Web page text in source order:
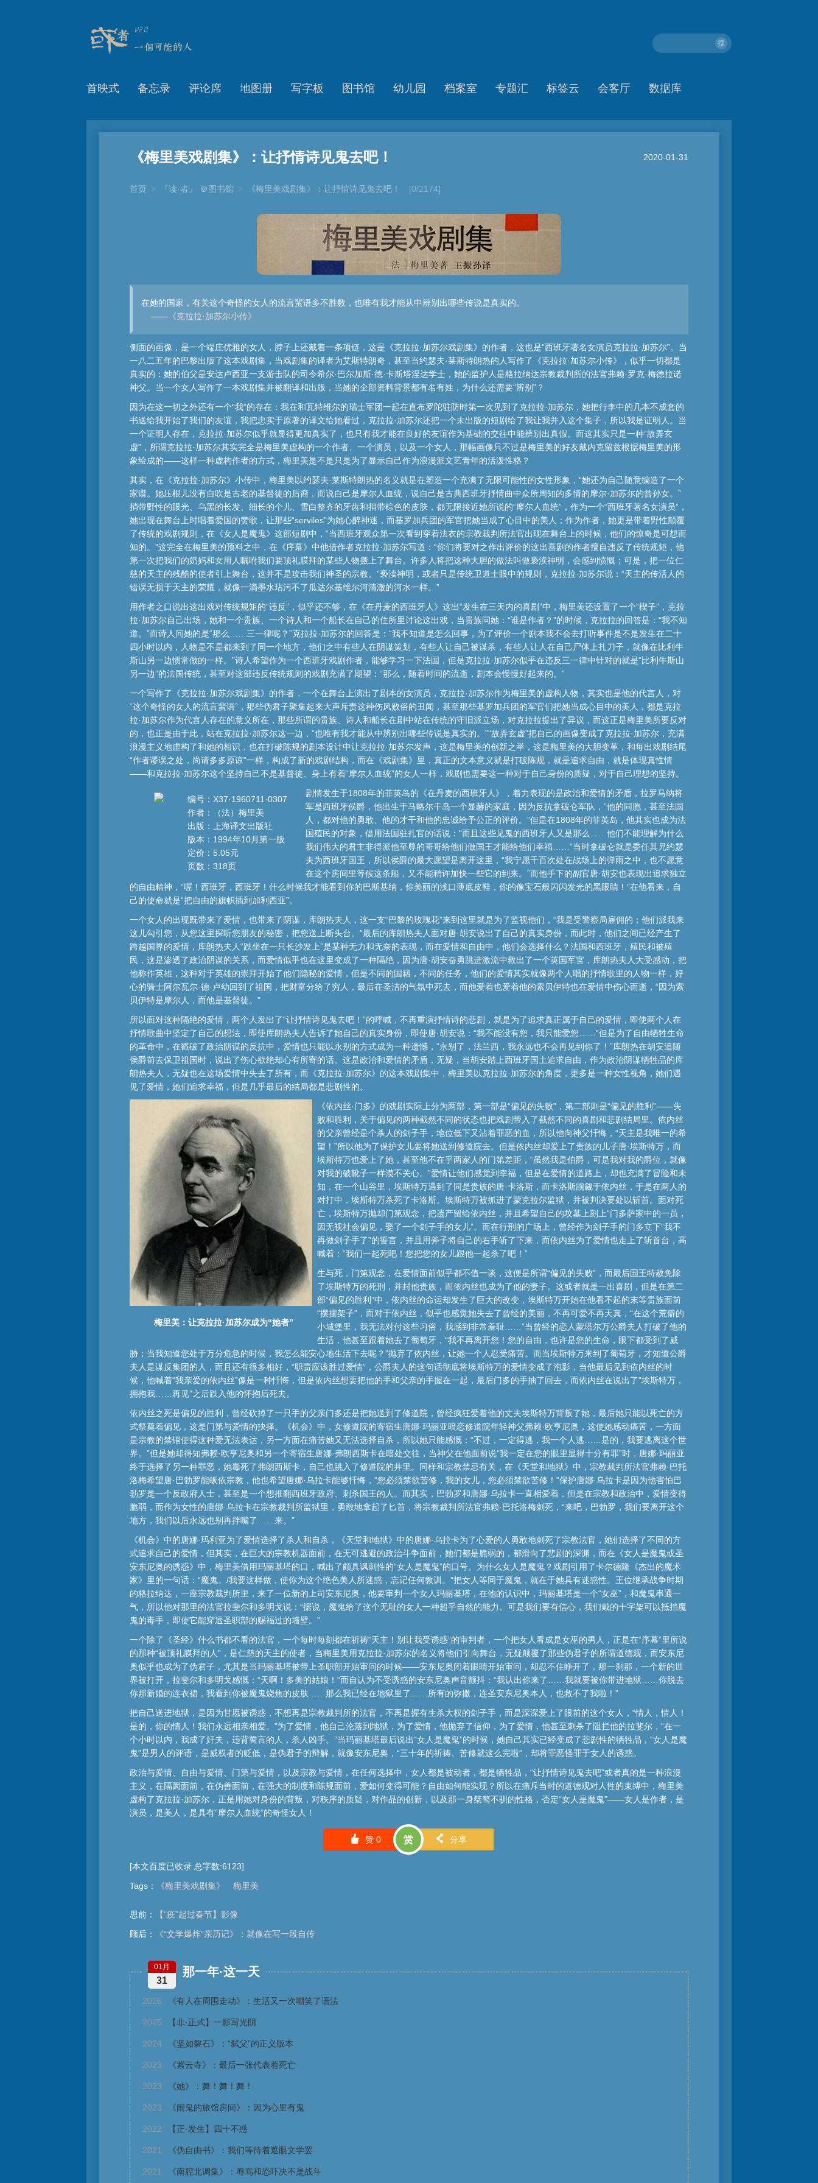
搜
首映式 备忘录 评论席 地图册 写字板 图书馆 幼儿园 档案室 专题汇 标签云 会客厅 数据库
2020-01-31
《梅里美戏剧集》：让抒情诗见鬼去吧！
首页 > 『读·者』 ＠图书馆 > 《梅里美戏剧集》：让抒情诗见鬼去吧！ [0/2174]
在她的国家，有关这个奇怪的女人的流言蜚语多不胜数，也唯有我才能从中辨别出哪些传说是真实的。
—— 《克拉拉·加苏尔小传》
侧面的画像，是一个端庄优雅的女人，脖子上还戴着一条项链，这是《克拉拉·加苏尔戏剧集》的作者，这也是“西班牙著名女演员克拉拉·加苏尔”。当
一八二五年的巴黎出版了这本戏剧集，当戏剧集的译者为艾斯特朗奇，甚至当约瑟夫·莱斯特朗热的人写作了《克拉拉·加苏尔小传》，似乎一切都是
真实的：她的伯父是安达卢西亚一支游击队的司令希尔·巴尔加斯·德·卡斯塔涅达学士，她的监护人是格拉纳达宗教裁判所的法官弗赖·罗克·梅德拉诺
神父。当一个女人写作了一本戏剧集并被翻译和出版，当她的全部资料背景都有名有姓，为什么还需要“辨别”？
因为在这一切之外还有一个“我”的存在：我在和瓦特维尔的瑞士军团一起在直布罗陀驻防时第一次见到了克拉拉·加苏尔，她把行李中的几本不成套的
书送给我开始了我们的友谊，我把忠实于原著的译文给她看过，克拉拉·加苏尔还把一个未出版的短剧给了我让我并入这个集子，所以我是证明人。当
一个证明人存在，克拉拉·加苏尔似乎就显得更加真实了，也只有我才能在良好的友谊作为基础的交往中能辨别出真假。而这其实只是一种“故弄玄
虚”，所谓克拉拉·加苏尔其实完全是梅里美虚构的一个作者、一个演员，以及一个女人，那幅画像只不过是梅里美的好友戴内克留兹根据梅里美的形
象绘成的——这样一种虚构作者的方式，梅里美是不是只是为了显示自己作为浪漫派文艺青年的活泼性格？
其实，在《克拉拉·加苏尔》小传中，梅里美以约瑟夫·莱斯特朗热的名义就是在塑造一个充满了无限可能性的女性形象，“她还为自己随意编造了一个
家谱。她压根儿没有自吹是古老的基督徒的后裔，而说自己是摩尔人血统，说自己是古典西班牙抒情曲中众所周知的多情的摩尔·加苏尔的曾孙女。”
捎带野性的眼光、乌黑的长发、细长的个儿、雪白整齐的牙齿和捎带棕色的皮肤，都无限接近她所说的“摩尔人血统”，作为一个“西班牙著名女演员”，
她出现在舞台上时唱着爱国的赞歌，让那些“serviles”为她心醉神迷，而基罗加兵团的军官把她当成了心目中的美人；作为作者，她更是带着野性颠覆
了传统的戏剧规则，在《女人是魔鬼》这部短剧中，“当西班牙观众第一次看到穿着法衣的宗教裁判所法官出现在舞台上的时候，他们的惊奇是可想而
知的。”这完全在梅里美的预料之中，在《序幕》中他借作者克拉拉·加苏尔写道：“你们将要对之作出评价的这出喜剧的作者擅自违反了传统规矩，他
第一次把我们的奶妈和女用人嘱咐我们要顶礼膜拜的某些人物搬上了舞台。许多人将把这种大胆的做法叫做亵渎神明，会感到愤慨；可是，把一位仁
慈的天主的残酷的使者引上舞台，这并不是攻击我们神圣的宗教。”亵渎神明，或者只是传统卫道士眼中的规则，克拉拉·加苏尔说：“天主的传活人的
错误无损于天主的荣耀，就像一滴墨水玷污不了瓜达尔基维尔河清澈的河水一样。”
用作者之口说出这出戏对传统规矩的“违反”，似乎还不够，在《在丹麦的西班牙人》这出“发生在三天内的喜剧”中，梅里美还设置了一个“楔子”，克拉
拉·加苏尔自己出场，她和一个贵族、一个诗人和一个船长在自己的住所里讨论这出戏，当贵族问她：“谁是作者？”的时候，克拉拉的回答是：“我不知
道。”而诗人问她的是“那么……三一律呢？”克拉拉·加苏尔的回答是：“我不知道是怎么回事，为了评价一个剧本我不会去打听事件是不是发生在二十
四小时以内，人物是不是都来到了同一个地方，他们之中有些人在阴谋策划，有些人让自己被谋杀，有些人让人在自己尸体上扎刀子，就像在比利牛
斯山另一边惯常做的一样。”诗人希望作为一个西班牙戏剧作者，能够学习一下法国，但是克拉拉·加苏尔似乎在违反三一律中针对的就是“比利牛斯山
另一边”的法国传统，甚至对这部违反传统规则的戏剧充满了期望：“那么，随着时间的流逝，剧本会慢慢好起来的。”
一个写作了《克拉拉·加苏尔戏剧集》的作者，一个在舞台上演出了剧本的女演员，克拉拉·加苏尔作为梅里美的虚构人物，其实也是他的代言人，对
“这个奇怪的女人的流言蜚语”，那些伪君子聚集起来大声斥责这种伤风败俗的丑闻，甚至那些基罗加兵团的军官们把她当成心目中的美人，都是克拉
拉·加苏尔作为代言人存在的意义所在，那些所谓的贵族、诗人和船长在剧中站在传统的守旧派立场，对克拉拉提出了异议，而这正是梅里美所要反对
的，也正是由于此，站在克拉拉·加苏尔这一边，“也唯有我才能从中辨别出哪些传说是真实的。”“故弄玄虚”把自己的画像变成了克拉拉·加苏尔，充满
浪漫主义地虚构了和她的相识，也在打破陈规的剧本设计中让克拉拉·加苏尔发声，这是梅里美的创新之举，这是梅里美的大胆变革，和每出戏剧结尾
“作者谬误之处，尚请多多原谅”一样，构成了新的戏剧结构，而在《戏剧集》里，真正的文本意义就是打破陈规，就是追求自由，就是体现真性情
——和克拉拉·加苏尔这个坚持自己不是基督徒、身上有着“摩尔人血统”的女人一样，戏剧也需要这一种对于自己身份的质疑，对于自己理想的坚持。
编号：X37·1960711·0307
作者：（法）梅里美
出版：上海译文出版社
版本：1994年10月第一版
定价：5.05元
页数：318页
剧情发生于1808年的菲英岛的《在丹麦的西班牙人》，着力表现的是政治和爱情的矛盾，拉罗马纳将
军是西班牙侯爵，他出生于马略尔干岛一个显赫的家庭，因为反抗拿破仑军队，“他的同胞，甚至法国
人，都对他的勇敢、他的才干和他的忠诚给予公正的评价。”但是在1808年的菲英岛，他其实也成为法
国殖民的对象，借用法国驻扎官的话说：“而且这些见鬼的西班牙人又是那么……他们不能理解为什么
我们伟大的君主非得派他至尊的哥哥给他们做国王才能给他们幸福……”当时拿破仑就是委任其兄约瑟
夫为西班牙国王，所以侯爵的最大愿望是离开这里，“我宁愿千百次处在战场上的弹雨之中，也不愿意
在这个房间里等候这条船，又不能稍许加快一些它的到来。”而他手下的副官唐·胡安也表现出追求独立
的自由精神，“喔！西班牙，西班牙！什么时候我才能看到你的巴斯基纳，你美丽的浅口薄底皮鞋，你的像宝石般闪闪发光的黑眼睛！”在他看来，自
己的使命就是“把自由的旗帜插到加利西亚”。
一个女人的出现既带来了爱情，也带来了阴谋，库朗热夫人，这一支“巴黎的玫瑰花”来到这里就是为了监视他们，“我是受警察局雇佣的；他们派我来
这儿勾引您，从您这里探听您朋友的秘密，把您送上断头台。”最后的库朗热夫人面对唐·胡安说出了自己的真实身份，而此时，他们之间已经产生了
跨越国界的爱情，库朗热夫人“跌坐在一只长沙发上”是某种无力和无奈的表现，而在爱情和自由中，他们会选择什么？法国和西班牙，殖民和被殖
民，这是渗透了政治阴谋的关系，而爱情似乎也在这里变成了一种隔绝，因为唐·胡安奋勇跳进激流中救出了一个英国军官，库朗热夫人大受感动，把
他称作英雄，这种对于英雄的崇拜开始了他们隐秘的爱情，但是不同的国籍，不同的任务，他们的爱情其实就像两个人唱的抒情歌里的人物一样，好
心的骑士阿尔瓦尔·德·卢幼回到了祖国，把财富分给了穷人，最后在圣洁的气氛中死去，而他爱着也爱着他的索贝伊特也在爱情中伤心而逝，“因为索
贝伊特是摩尔人，而他是基督徒。”
所以面对这种隔绝的爱情，两个人发出了“让抒情诗见鬼去吧！”的呼喊，不再重演抒情诗的悲剧，就是为了追求真正属于自己的爱情，即使两个人在
抒情歌曲中坚定了自己的想法，即使库朗热夫人告诉了她自己的真实身份，即使唐·胡安说：“我不能没有您，我只能爱您……”但是为了自由牺牲生命
的革命中，在戳破了政治阴谋的反抗中，爱情也只能以永别的方式成为一种遗憾，“永别了，法兰西，我永远也不会再见到你了！”库朗热在胡安追随
侯爵前去保卫祖国时，说出了伤心欲绝却心有所寄的话。这是政治和爱情的矛盾，无疑，当胡安踏上西班牙国土追求自由，作为政治阴谋牺牲品的库
朗热夫人，无疑也在这场爱情中失去了所有，而《克拉拉·加苏尔》的这本戏剧集中，梅里美以克拉拉·加苏尔的角度，更多是一种女性视角，她们遇
见了爱情，她们追求幸福，但是几乎最后的结局都是悲剧性的。
梅里美：让克拉拉·加苏尔成为“她者”
《依内丝·门多》的戏剧实际上分为两部，第一部是“偏见的失败”，第二部则是“偏见的胜利”——失
败和胜利，关于偏见的两种截然不同的状态也把戏剧带入了截然不同的喜剧和悲剧结局里。依内丝
的父亲曾经是个杀人的刽子手，地位低下又沾着罪恶的血，所以他向神父忏悔，“天主是我唯一的希
望！”所以他为了保护女儿要将她送到修道院去。但是依内丝却爱上了贵族的儿子唐·埃斯特万，而
埃斯特万也爱上了她，甚至他不在乎两家人的门第差距，“虽然我是伯爵，可是我对我的爵位，就像
对我的破靴子一样漠不关心。”爱情让他们感觉到幸福，但是在爱情的道路上，却也充满了冒险和未
知，在一个山谷里，埃斯特万遇到了同是贵族的唐·卡洛斯，而卡洛斯觊觎于依内丝，于是在两人的
对打中，埃斯特万杀死了卡洛斯。埃斯特万被抓进了蒙克拉尔监狱，并被判决要处以斩首。面对死
亡，埃斯特万抛却门第观念，把遗产留给依内丝，并且希望自己的坟墓上刻上“门多萨家中的一员，
因无视社会偏见，娶了一个刽子手的女儿”。而在行刑的广场上，曾经作为刽子手的门多立下“我不
再做刽子手了”的誓言，并且用斧子将自己的右手斩了下来，而依内丝为了爱情也走上了斩首台，高
喊着：“我们一起死吧！您把您的女儿跟他一起杀了吧！”
生与死，门第观念，在爱情面前似乎都不值一谈，这便是所谓“偏见的失败”，而最后国王特赦免除
了埃斯特万的死刑，并封他贵族，而依内丝也成为了他的妻子。这或者就是一出喜剧，但是在第二
部“偏见的胜利”中，依内丝的命运却发生了巨大的改变，埃斯特万开始在他看不起的末等贵族面前
“摆摆架子”，而对于依内丝，似乎也感觉她失去了曾经的美丽，不再可爱不再天真，“在这个荒僻的
小城堡里，我无法对付这些习俗，我感到非常羞耻……”当曾经的恋人蒙塔尔万公爵夫人打破了他的
生活，他甚至跟着她去了葡萄牙，“我不再离开您！您的自由，也许是您的生命，眼下都受到了威
胁；当我知道您处于万分危急的时候，我怎么能安心地生活下去呢？”抛弃了依内丝，让她一个人忍受痛苦。而当埃斯特万来到了葡萄牙，才知道公爵
夫人是谋反集团的人，而且还有很多相好，“职责应该胜过爱情”，公爵夫人的这句话彻底将埃斯特万的爱情变成了泡影，当他最后见到依内丝的时
候，他喊着“我亲爱的依内丝”像是一种忏悔，但是依内丝想要把他的手和父亲的手握在一起，最后门多的手抽了回去，而依内丝在说出了“埃斯特万，
拥抱我……再见”之后跌入他的怀抱后死去。
依内丝之死是偏见的胜利，曾经砍掉了一只手的父亲门多还是把她送到了修道院，曾经疯狂爱着他的丈夫埃斯特万背叛了她，最后她只能以死亡的方
式祭奠着偏见，这是门第与爱情的抉择。《机会》中，女修道院的寄宿生唐娜·玛丽亚暗恋修道院年轻神父弗赖·欧亨尼奥，这使她感动痛苦，一方面
是宗教的禁锢使得这种爱无法表达，另一方面在痛苦她又无法选择自杀，所以她只能感慨：“不过，一定得逃，我一个人逃……是的，我要逃离这个世
界。”但是她却得知弗赖·欧亨尼奥和另一个寄宿生唐娜·弗朗西斯卡在暗处交往，当神父在他面前说“我一定在您的眼里显得十分有罪”时，唐娜·玛丽亚
终于选择了另一种罪恶，她毒死了弗朗西斯卡，自己也跳入了修道院的井里。同样和宗教禁忌有关，在《天堂和地狱》中，宗教裁判所法官弗赖·巴托
洛梅希望唐·巴勃罗能皈依宗教，他也希望唐娜·乌拉卡能够忏悔，“您必须禁欲苦修，我的女儿，您必须禁欲苦修！”保护唐娜·乌拉卡是因为他害怕巴
勃罗是一个反政府人士，甚至是一个想推翻西班牙政府、刺杀国王的人。而其实，巴勃罗和唐娜·乌拉卡一直相爱着，但是在宗教和政治中，爱情变得
脆弱，而作为女性的唐娜·乌拉卡在宗教裁判所监狱里，勇敢地拿起了匕首，将宗教裁判所法官弗赖·巴托洛梅刺死，“来吧，巴勃罗，我们要离开这个
地方，我们以后永远也别再拌嘴了……来。”
《机会》中的唐娜·玛利亚为了爱情选择了杀人和自杀，《天堂和地狱》中的唐娜·乌拉卡为了心爱的人勇敢地刺死了宗教法官，她们选择了不同的方
式追求自己的爱情，但其实，在巨大的宗教机器面前，在无可逃避的政治斗争面前，她们都是脆弱的，都滑向了悲剧的深渊，而在《女人是魔鬼或圣
安东尼奥的诱惑》中，梅里美借用玛丽基塔的口，喊出了颇具讽刺性的“女人是魔鬼”的口号。为什么女人是魔鬼？戏剧引用了卡尔德隆《杰出的魔术
家》里的一句话：“魔鬼。/我要这样做，使你为这个绝色美人所迷惑，忘记任何教训。”把女人等同于魔鬼，就在于她具有迷惑性。王位继承战争时期
的格拉纳达，一座宗教裁判所里，来了一位新的上司安东尼奥，他要审判一个女人玛丽基塔，在他的认识中，玛丽基塔是一个“女巫”，和魔鬼串通一
气，所以他对那里的法官拉斐尔和多明戈说：“据说，魔鬼给了这个无耻的女人一种超乎自然的能力。可是我们要有信心，我们戴的十字架可以抵挡魔
鬼的毒手，即使它能穿透圣职部的赐福过的墙壁。”
一个除了《圣经》什么书都不看的法官，一个每时每刻都在祈祷“天主！别让我受诱惑”的审判者，一个把女人看成是女巫的男人，正是在“序幕”里所说
的那种“被顶礼膜拜的人”，是仁慈的天主的使者，当梅里美用克拉拉·加苏尔的名义将他们引向舞台，无疑颠覆了那些伪君子的所谓道德观，而安东尼
奥似乎也成为了伪君子，尤其是当玛丽基塔被带上圣职部开始审问的时候——安东尼奥闭着眼睛开始审问，却忍不住睁开了，那一刹那，一个新的世
界被打开，拉斐尔和多明戈感慨：“天啊！多美的姑娘！”而自认为不受诱惑的安东尼奥声音颤抖：“我认出你来了……我就要被你带进地狱……你脱去
你那新婚的连衣裙，我看到你被魔鬼烧焦的皮肤……那么我已经在地狱里了……所有的弥撒，连圣安东尼奥本人，也救不了我啦！”
把自己送进地狱，是因为甘愿被诱惑，不想再是宗教裁判所的法官，不再是握有生杀大权的刽子手，而是深深爱上了眼前的这个女人，“情人，情人！
是的，你的情人！我们永远相亲相爱。”为了爱情，他自己沦落到地狱，为了爱情，他抛弃了信仰，为了爱情，他甚至刺杀了阻拦他的拉斐尔，“在一
个小时以内，我成了奸夫，违背誓言的人，杀人凶手。”当玛丽基塔最后说出“女人是魔鬼”的时候，她自己其实已经变成了悲剧性的牺牲品，“女人是魔
鬼”是男人的评语，是威权者的贬低，是伪君子的辩解，就像安东尼奥，“三十年的祈祷、苦修就这么完啦”，却将罪恶怪罪于女人的诱惑。
政治与爱情、自由与爱情、门第与爱情，以及宗教与爱情，在任何选择中，女人都是被动者，都是牺牲品，“让抒情诗见鬼去吧”或者真的是一种浪漫
主义，在隔阂面前，在伪善面前，在强大的制度和陈规面前，爱如何变得可能？自由如何能实现？所以在痛斥当时的道德观对人性的束缚中，梅里美
虚构了克拉拉·加苏尔，正是用她对身份的背叛，对秩序的质疑，对作品的创新，以及那一身桀骜不驯的性格，否定“女人是魔鬼”——女人是作者，是
演员，是美人，是具有“摩尔人血统”的奇怪女人！
󰄼 赞 0 赏 󰄯 分享
[本文百度已收录 总字数:6123]
Tags ： 《梅里美戏剧集》 梅里美
思前：
【“疫”起过春节】影像
顾后：
《“文学爆炸”亲历记》：就像在写一段自传
那一年·这一天
01月
31
2026 《有人在周围走动》：生活又一次嘲笑了语法
2025 【非·正式】一影写光阴
2024 《坚如磐石》：“弑父”的正义版本
2023 《紫云寺》：最后一张代表着死亡
2023 《她》：舞！舞！舞！
2023 《闹鬼的旅馆房间》：因为心里有鬼
2022 【正·发生】四十不惑
2021 《伪自由书》：我们等待着遮眼文学罢
2021 《南腔北调集》：辱骂和恐吓决不是战斗